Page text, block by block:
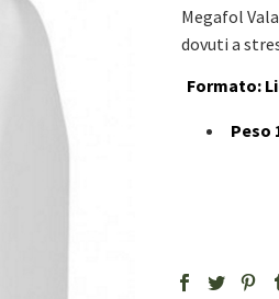
Megafol
dovuti a
Formato:
Peso